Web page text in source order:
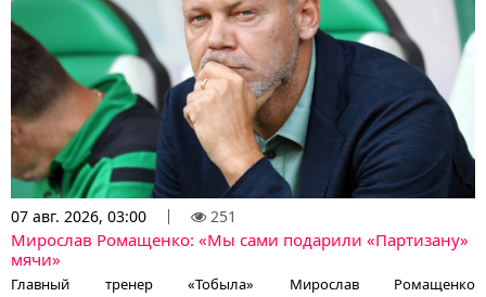
07 авг. 2026, 03:00 251
Мирослав Ромащенко: «Мы сами подарили «Партизану»
мячи»
Главный тренер «Тобыла» Мирослав Ромащенко